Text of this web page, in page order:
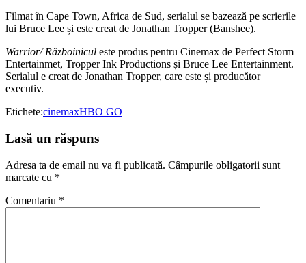
Filmat în Cape Town, Africa de Sud, serialul se bazează pe scrierile
lui Bruce Lee și este creat de Jonathan Tropper (Banshee).
Warrior/ Războinicul este produs pentru Cinemax de Perfect Storm
Entertainmet, Tropper Ink Productions și Bruce Lee Entertainment.
Serialul e creat de Jonathan Tropper, care este și producător
executiv.
Etichete:cinemaxHBO GO
Lasă un răspuns
Adresa ta de email nu va fi publicată. Câmpurile obligatorii sunt
marcate cu *
Comentariu *